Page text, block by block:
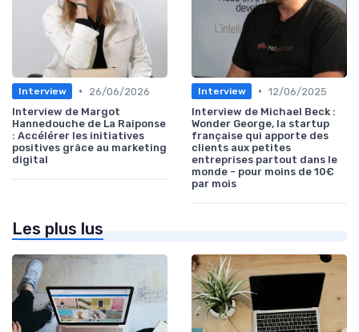
Interview •
26/06/2026
Interview de Margot
Hannedouche de La Raiponse
: Accélérer les initiatives
positives grâce au marketing
digital
Interview • 12/06/2025
Interview de Michael Beck :
Wonder George, la startup
française qui apporte des
clients aux petites
entreprises partout dans le
monde - pour moins de 10€
par mois
Les plus lus